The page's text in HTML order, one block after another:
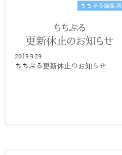
ちちぶる編集局
2019.9.29
ちちぶる更新休止のお知らせ